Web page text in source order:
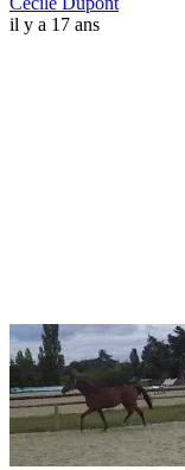
il y a 17 ans